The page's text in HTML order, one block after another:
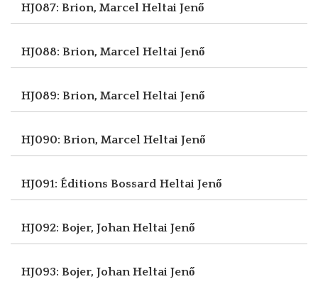
HJ087: Brion, Marcel Heltai Jenő
HJ088: Brion, Marcel Heltai Jenő
HJ089: Brion, Marcel Heltai Jenő
HJ090: Brion, Marcel Heltai Jenő
HJ091: Éditions Bossard Heltai Jenő
HJ092: Bojer, JohanHeltai Jenő
HJ093: Bojer, JohanHeltai Jenő